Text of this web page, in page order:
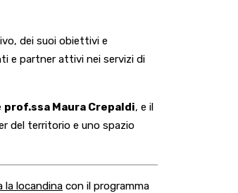
dei suoi obiettivi e
e partner attivi nei servizi di
prof.ssa Maura Crepaldi, e il
del territorio e uno spazio
la locandina con il programma